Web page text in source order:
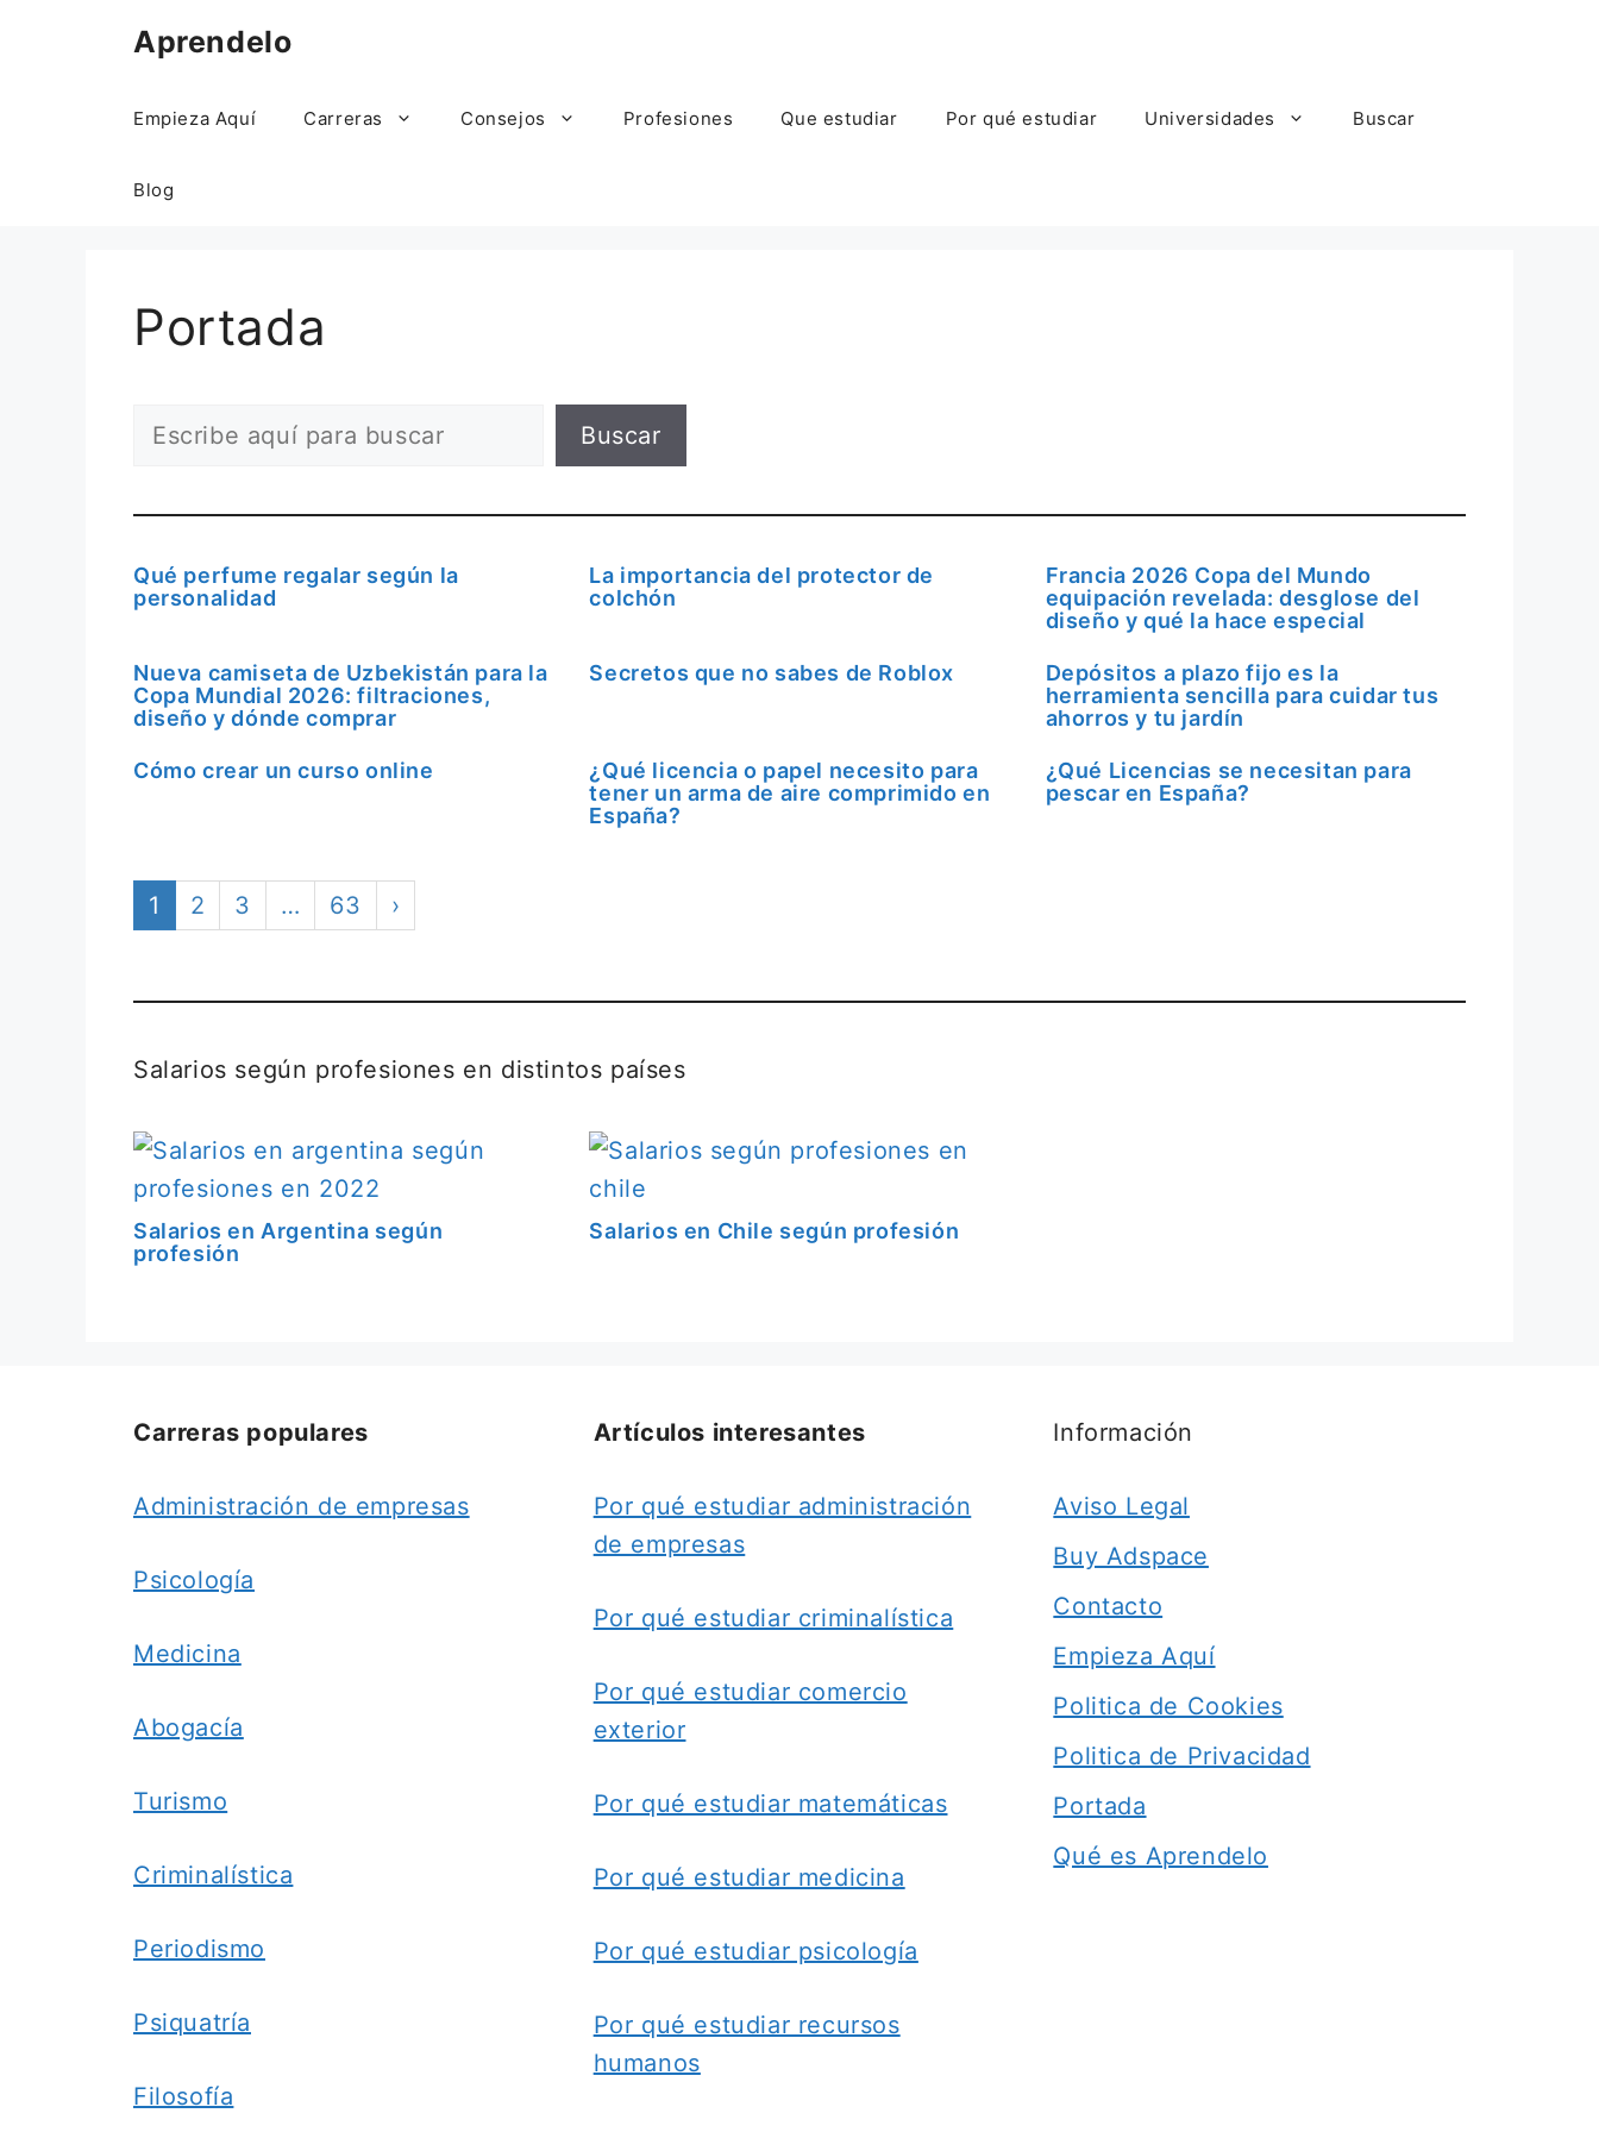
Aprendelo
Empieza Aquí Carreras Consejos Profesiones Que estudiar Por qué estudiar Universidades Buscar
Blog
Portada
Buscar Buscar
Qué perfume regalar según la
personalidad
La importancia del protector de
colchón
Francia 2026 Copa del Mundo
equipación revelada: desglose del
diseño y qué la hace especial
Nueva camiseta de Uzbekistán para la
Copa Mundial 2026: filtraciones,
diseño y dónde comprar
Secretos que no sabes de Roblox
Depósitos a plazo fijo es la
herramienta sencilla para cuidar tus
ahorros y tu jardín
Cómo crear un curso online
¿Qué licencia o papel necesito para
tener un arma de aire comprimido en
España?
¿Qué Licencias se necesitan para
pescar en España?
1 2 3 … 63 ›
Salarios según profesiones en distintos países
Salarios en Argentina según
profesión
Salarios en Chile según profesión
Carreras populares
Administración de empresas
Psicología
Medicina
Abogacía
Turismo
Criminalística
Periodismo
Psiquatría
Filosofía
Artículos interesantes
Por qué estudiar administración
de empresas
Por qué estudiar criminalística
Por qué estudiar comercio
exterior
Por qué estudiar matemáticas
Por qué estudiar medicina
Por qué estudiar psicología
Por qué estudiar recursos
humanos
Información
Aviso Legal
Buy Adspace
Contacto
Empieza Aquí
Politica de Cookies
Politica de Privacidad
Portada
Qué es Aprendelo